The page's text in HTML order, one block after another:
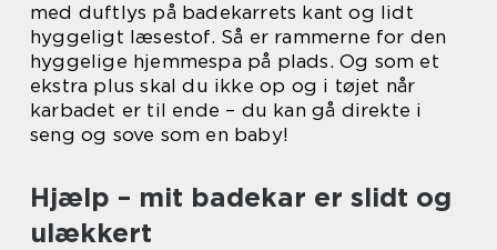
med duftlys på badekarrets kant og lidt
hyggeligt læsestof. Så er rammerne for den
hyggelige hjemmespa på plads. Og som et
ekstra plus skal du ikke op og i tøjet når
karbadet er til ende – du kan gå direkte i
seng og sove som en baby!
Hjælp – mit badekar er slidt og
ulækkert